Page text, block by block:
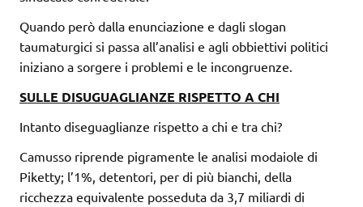
Quando però dalla enunciazione e dagli slogan
taumaturgici si passa all’analisi e agli obbiettivi politici
iniziano a sorgere i problemi e le incongruenze.
SULLE DISUGUAGLIANZE RISPETTO A CHI
Intanto diseguaglianze rispetto a chi e tra chi?
Camusso riprende pigramente le analisi modaiole di
Piketty; l’1%, detentori, per di più bianchi, della
ricchezza equivalente posseduta da 3,7 miliardi di